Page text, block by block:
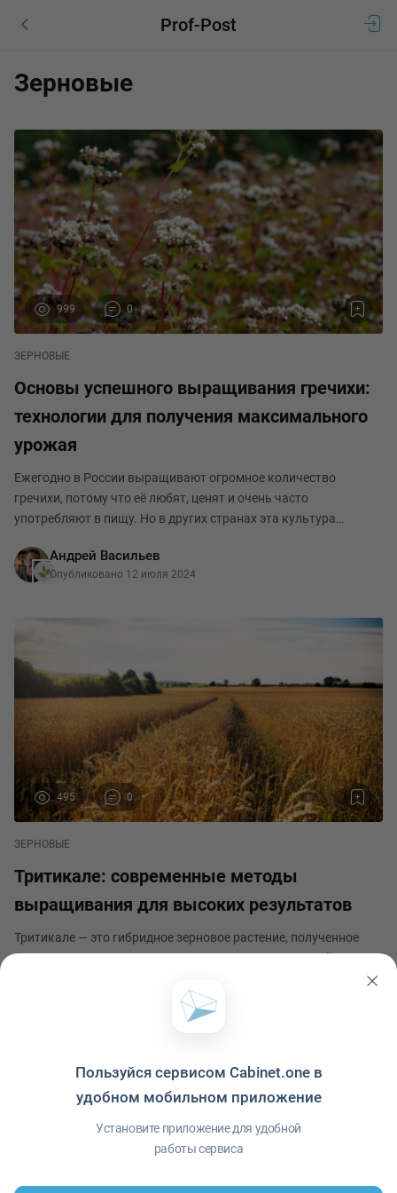
Prof-Post
Зерновые
999 0
ЗЕРНОВЫЕ
Основы успешного выращивания гречихи:
технологии для получения максимального
урожая
Ежегодно в России выращивают огромное количество
гречихи, потому что её любят, ценят и очень часто
употребляют в пищу. Но в других странах эта культура
выращивания давно утрачены. От правильного выбора учас
Андрей Васильев
Опубликовано 12 июля 2024
495 0
ЗЕРНОВЫЕ
Тритикале: современные методы
выращивания для высоких результатов
Тритикале — это гибридное зерновое растение, полученное
путем скрещивания пшеницы и ржи. Этот уникальный
родителей и обладает отличными показателями урожайности
и адаптивности к различным климатическим услов
Опубликовано 4 июня 2024
Политика конфиденциальности Условия использования ·
© ООО "Межрегиональный Информационный центр"
Пользуйся сервисом Cabinet.one в
удобном мобильном приложение
Установите приложение для удобной
работы сервиса